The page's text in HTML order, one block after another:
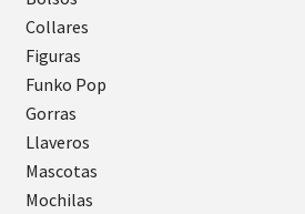
Collares
Figuras
Funko Pop
Gorras
Llaveros
Mascotas
Mochilas